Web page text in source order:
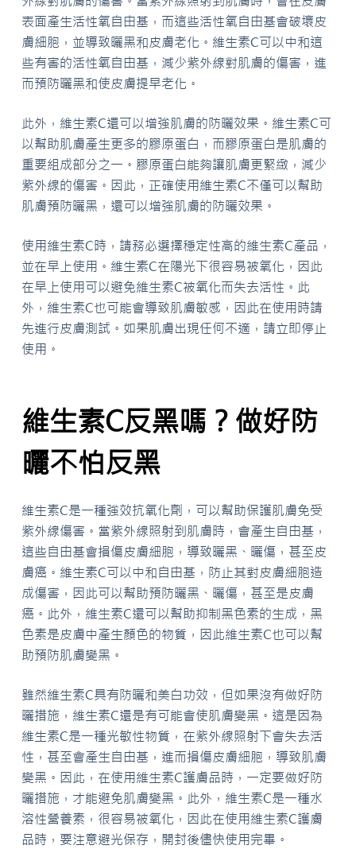
表面產生活性氧自由基，而這些活性氧自由基會破壞皮
膚細胞，並導致曬黑和皮膚老化。維生素C可以中和這
些有害的活性氧自由基，減少紫外線對肌膚的傷害，進
而預防曬黑和使皮膚提早老化。
此外，維生素C還可以增強肌膚的防曬效果。維生素C可
以幫助肌膚產生更多的膠原蛋白，而膠原蛋白是肌膚的
重要組成部分之一。膠原蛋白能夠讓肌膚更緊緻，減少
紫外線的傷害。因此，正確使用維生素C不僅可以幫助
肌膚預防曬黑，還可以增強肌膚的防曬效果。
使用維生素C時，請務必選擇穩定性高的維生素C產品，
並在早上使用。維生素C在陽光下很容易被氧化，因此
在早上使用可以避免維生素C被氧化而失去活性。此
外，維生素C也可能會導致肌膚敏感，因此在使用時請
先進行皮膚測試。如果肌膚出現任何不適，請立即停止
使用。
維生素C反黑嗎？做好防
曬不怕反黑
維生素C是一種強效抗氧化劑，可以幫助保護肌膚免受
紫外線傷害。當紫外線照射到肌膚時，會產生自由基，
這些自由基會損傷皮膚細胞，導致曬黑、曬傷，甚至皮
膚癌。維生素C可以中和自由基，防止其對皮膚細胞造
成傷害，因此可以幫助預防曬黑、曬傷，甚至是皮膚
癌。此外，維生素C還可以幫助抑制黑色素的生成，黑
色素是皮膚中產生顏色的物質，因此維生素C也可以幫
助預防肌膚變黑。
雖然維生素C具有防曬和美白功效，但如果沒有做好防
曬措施，維生素C還是有可能會使肌膚變黑。這是因為
維生素C是一種光敏性物質，在紫外線照射下會失去活
性，甚至會產生自由基，進而損傷皮膚細胞，導致肌膚
變黑。因此，在使用維生素C護膚品時，一定要做好防
曬措施，才能避免肌膚變黑。此外，維生素C是一種水
溶性營養素，很容易被氧化，因此在使用維生素C護膚
品時，要注意避光保存，開封後儘快使用完畢。